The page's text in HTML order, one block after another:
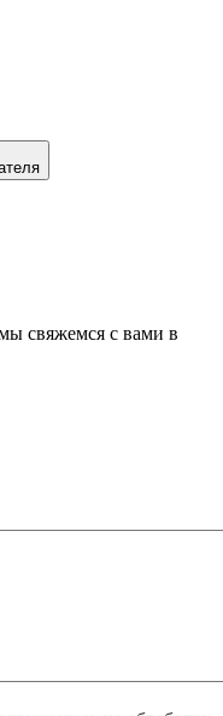
свяжемся с вами в